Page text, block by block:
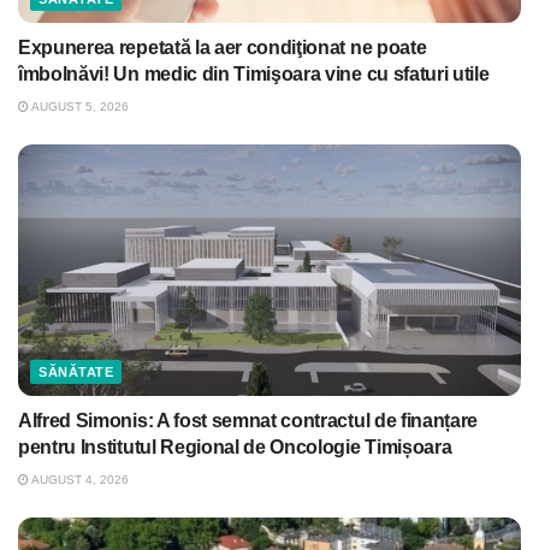
Expunerea repetată la aer condiţionat ne poate
îmbolnăvi! Un medic din Timişoara vine cu sfaturi utile
AUGUST 5, 2026
SĂNĂTATE
Alfred Simonis: A fost semnat contractul de finanțare
pentru Institutul Regional de Oncologie Timișoara
AUGUST 4, 2026